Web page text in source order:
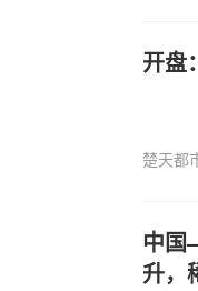
开盘
楚天都
中国
升，